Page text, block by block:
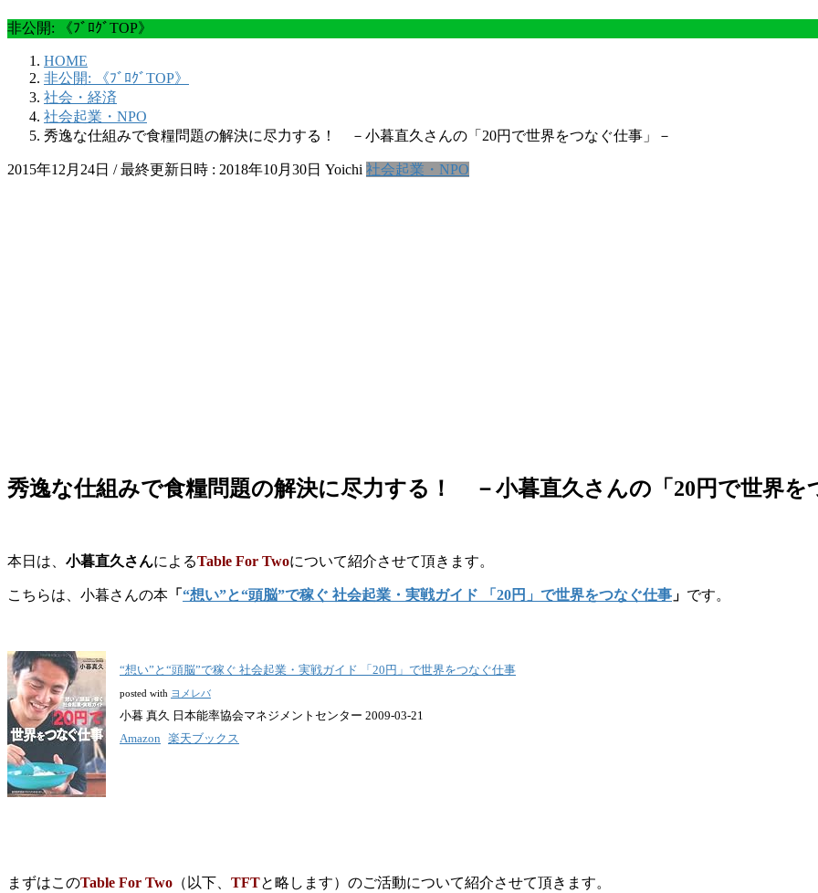
非公開: 《ﾌﾞﾛｸﾞTOP》
HOME
非公開: 《ﾌﾞﾛｸﾞTOP》
社会・経済
社会起業・NPO
秀逸な仕組みで食糧問題の解決に尽力する！ －小暮直久さんの「20円で世界をつなぐ仕事」－
2015年12月24日 / 最終更新日時 : 2018年10月30日 Yoichi 社会起業・NPO
秀逸な仕組みで食糧問題の解決に尽力する！ －小暮直久さんの「20円で世界を
本日は、 小暮直久さんによるTable For Twoについて紹介させて頂きます。
こちらは、小暮さんの本 「 “想い”と“頭脳”で稼ぐ 社会起業・実戦ガイド 「20円」で世界をつなぐ仕事 」 です。
“想い”と“頭脳”で稼ぐ 社会起業・実戦ガイド 「20円」で世界をつなぐ仕事
posted with ヨメレバ
小暮 真久 日本能率協会マネジメントセンター 2009-03-21
Amazon 楽天ブックス
まずはこのTable For Two （以下、 TFTと略します）のご活動について紹介させて頂きます。